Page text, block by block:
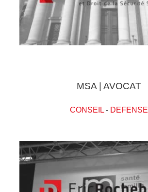
MSA | AVOCAT
CONSEIL- DEFENSE